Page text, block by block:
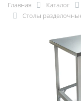
Главная Каталог
Столы